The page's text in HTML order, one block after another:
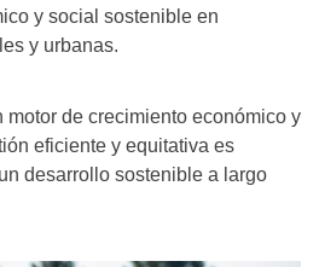
y social sostenible en
y urbanas.
motor de crecimiento económico y
eficiente y equitativa es
desarrollo sostenible a largo